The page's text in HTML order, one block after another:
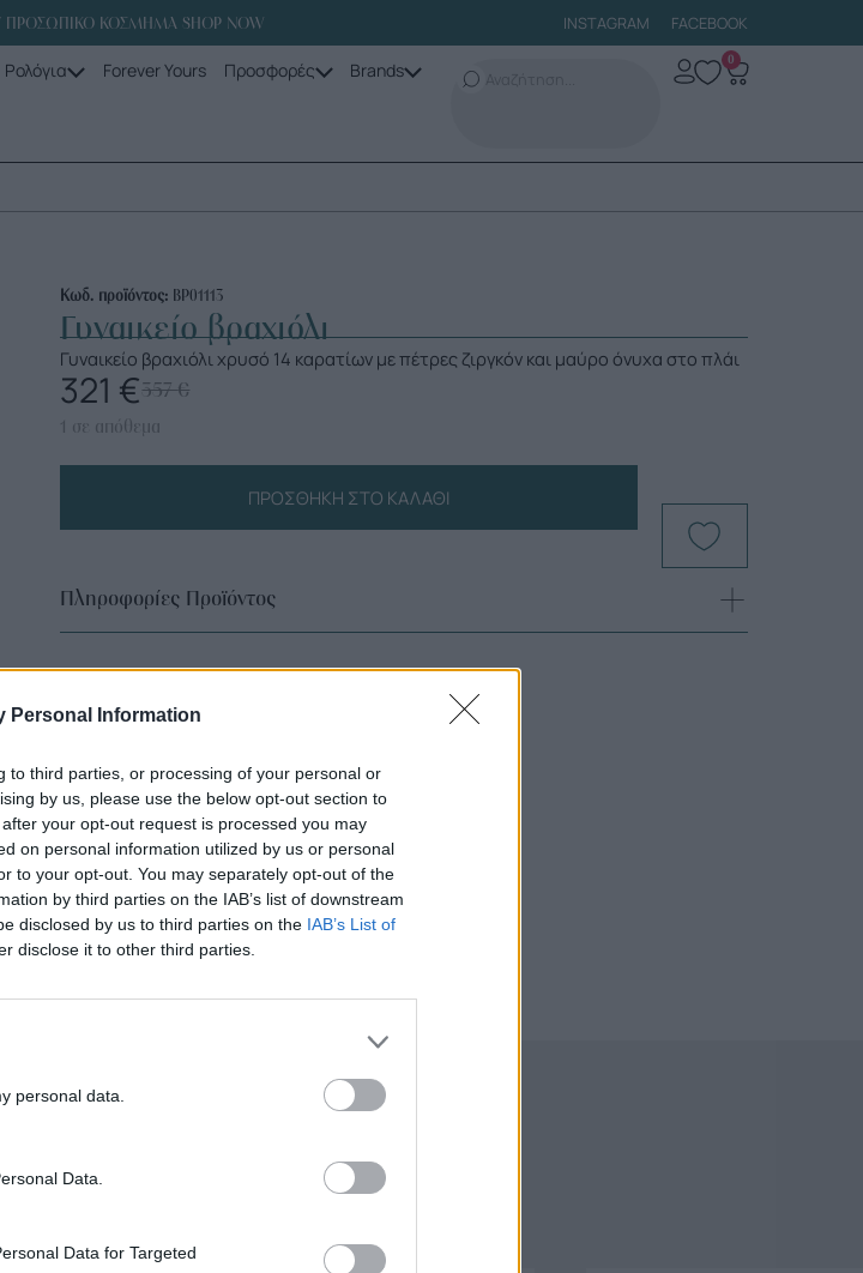
Personal Information
to third parties, or processing of your personal or
by us, please use the below opt-out section to
your opt-out request is processed you may
on personal information utilized by us or personal
to your opt-out. You may separately opt-out of the
by third parties on the IAB’s list of downstream
disclosed by us to third parties on the IAB’s List of
disclose it to other third parties.
personal data.
Data.
Data for Targeted
ΠΡΟΣΩΠΙΚΟ ΚΟΣΜΗΜΑ SHOP NOW INSTAGRAM FACEBOOK
Ρολόγια Forever Yours Προσφορές Brands 0
Κωδ. προϊόντος: ΒΡ01113
Γυναικείο βραχιόλι
Γυναικείο βραχιόλι χρυσό 14 καρατίων με πέτρες ζιργκόν και μαύρο όνυχα στο πλάι
357€
321 €
1 σε απόθεμα
ΠΡΟΣΘΉΚΗ ΣΤΟ ΚΑΛΆΘΙ
Πληροφορίες Προϊόντος
Ταιριάζουν